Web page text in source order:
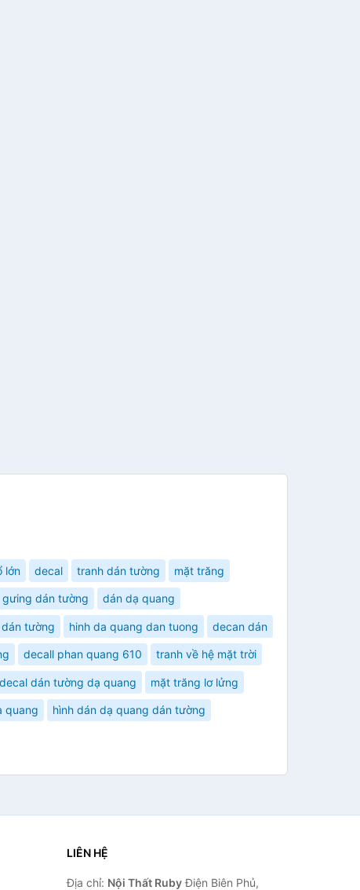
lớn decal tranh dán tường mặt trăng
gưing dán tường dán dạ quang
tường hinh da quang dan tuong decan dán
decall phan quang 610 tranh về hệ mặt trời
decal dán tường dạ quang mặt trăng lơ lửng
quang hình dán dạ quang dán tường
LIÊN HỆ
Địa chỉ: Nội Thất RubyĐiện Biên Phủ,